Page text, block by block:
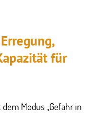
für
Modus „Gefahr in